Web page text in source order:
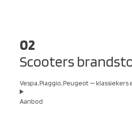
02
Scooters
Vespa, Piaggio, Peugeot —
Aanbod